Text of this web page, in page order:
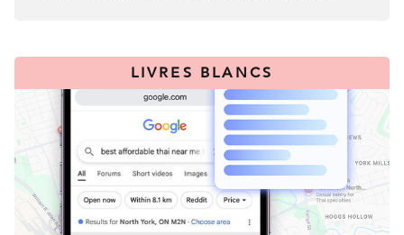
présence et la réputation à l’heure où les consommateurs
commencent leur recherche sur Reddit, TikTok, Maps et
les moteurs de réponse.
LIVRES BLANCS